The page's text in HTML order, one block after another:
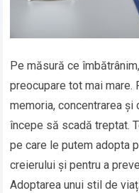
Pe măsură ce
preocupare tot mai mare.
memoria, concentrarea
începe să scadă treptat.
pe care le putem adopta
creierului și pentru a
Adoptarea unui stil de